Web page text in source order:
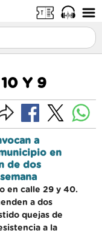
Y 9
a
en
de dos
en calle 29 y 40.
a dos
quejas de
a la